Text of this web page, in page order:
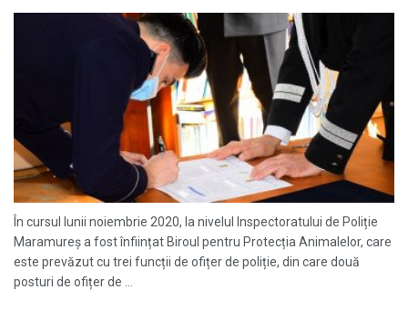
În cursul lunii noiembrie 2020, la nivelul Inspectoratului de Poliție
Maramureș a fost înființat Biroul pentru Protecția Animalelor, care
este prevăzut cu trei funcții de ofițer de poliție, din care două
posturi de ofițer de ...